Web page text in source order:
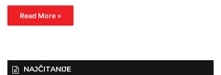
Read More »
NAJČITANIJE